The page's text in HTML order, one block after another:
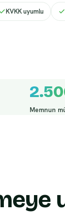
KVKK uyumlu
Memnun